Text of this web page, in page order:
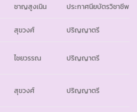
ชาญสูงเนิน ประกาศนียบัตรวิชาชีพ
สุขวงศ์ ปริญญาตรี
ไชยวรรณ ปริญญาตรี
สุขวงศ์ ปริญญาตรี